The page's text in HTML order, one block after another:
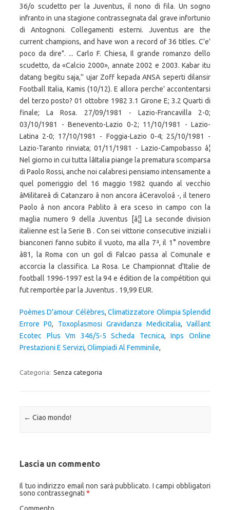
36/o scudetto per la Juventus, il nono di fila. Un sogno
infranto in una stagione contrassegnata dal grave infortunio
di Antognoni. Collegamenti esterni. Juventus are the
current champions, and have won a record of 36 titles. C'e'
poco da dire". ... Carlo F. Chiesa, Il grande romanzo dello
scudetto, da «Calcio 2000», annate 2002 e 2003. Kabar itu
datang begitu saja,'' ujar Zoff kepada ANSA seperti dilansir
Football Italia, Kamis (10/12). E allora perche' accontentarsi
del terzo posto? 01 ottobre 1982 3.1 Girone E; 3.2 Quarti di
finale; La Rosa. 27/09/1981 - Lazio-Francavilla 2-0;
03/10/1981 - Benevento-Lazio 0-2; 11/10/1981 - Lazio-
Latina 2-0; 17/10/1981 - Foggia-Lazio 0-4; 25/10/1981 -
Lazio-Taranto rinviata; 01/11/1981 - Lazio-Campobasso â¦
Nel giorno in cui tutta lâItalia piange la prematura scomparsa
di Paolo Rossi, anche noi calabresi pensiamo intensamente a
quel pomeriggio del 16 maggio 1982 quando al vecchio
âMilitareâ di Catanzaro â non ancora âCeravoloâ -, il tenero
Paolo â non ancora Pablito â era sceso in campo con la
maglia numero 9 della Juventus [â¦] La seconde division
italienne est la Serie B . Con sei vittorie consecutive iniziali i
bianconeri fanno subito il vuoto, ma alla 7ª, il 1° novembre
â81, la Roma con un gol di Falcao passa al Comunale e
accorcia la classifica. La Rosa. Le Championnat d'Italie de
football 1996-1997 est la 94 e édition de la compétition qui
fut remportée par la Juventus . 19,99 EUR.
Poèmes D'amour Célèbres,Climatizzatore Olimpia Splendid
Errore P0, Toxoplasmosi Gravidanza Medicitalia,Vaillant
Ecotec Plus Vm 346/5-5 Scheda Tecnica,Inps Online
Prestazioni E Servizi, Olimpiadi Al Femminile,
Categoria: Senza categoria
Navigazione articolo
← Ciao mondo!
Lascia un commento
Il tuo indirizzo email non sarà pubblicato. I campi obbligatori
sono contrassegnati *